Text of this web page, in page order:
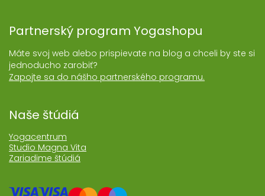
Partnerský program Yogashopu
Máte svoj web alebo prispievate na blog a chceli by ste si
jednoducho zarobiť?
Zapojte sa do nášho partnerského programu.
Naše štúdiá
Yogacentrum
Studio Magna Vita
Zariadime štúdiá